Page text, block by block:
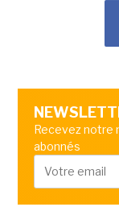
Recevez
abonnés